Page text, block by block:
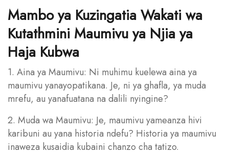
Mambo ya Kuzingatia Wakati wa
Kutathmini Maumivu ya Njia ya
Haja Kubwa
1. Aina ya Maumivu: Ni muhimu kuelewa aina ya
maumivu yanayopatikana. Je, ni ya ghafla, ya muda
mrefu, au yanafuatana na dalili nyingine?
2. Muda wa Maumivu: Je, maumivu yameanza hivi
karibuni au yana historia ndefu? Historia ya maumivu
inaweza kusaidia kubaini chanzo cha tatizo.